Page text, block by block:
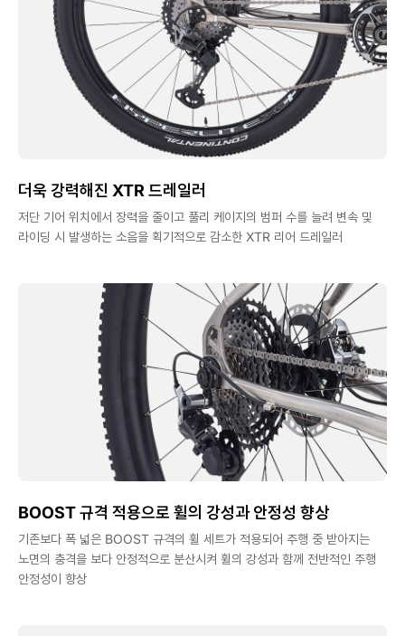
더욱 강력해진 XTR 드레일러
저단 기어 위치에서 장력을 줄이고 풀리 케이지의 범퍼 수를 늘려 변속 및
라이딩 시 발생하는 소음을 획기적으로 감소한 XTR 리어 드레일러
BOOST 규격 적용으로 휠의 강성과 안정성 향상
기존보다 폭 넓은 BOOST 규격의 휠 세트가 적용되어 주행 중 받아지는
노면의 충격을 보다 안정적으로 분산시켜 휠의 강성과 함께 전반적인 주행
안정성이 향상